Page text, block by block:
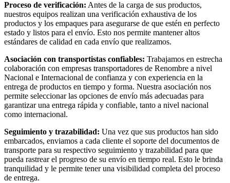
Proceso de verificación: Antes de la carga de sus productos,
nuestros equipos realizan una verificación exhaustiva de los
productos y los empaques para asegurarse de que estén en perfecto
estado y listos para el envío. Esto nos permite mantener altos
estándares de calidad en cada envío que realizamos.
Asociación con transportistas confiables: Trabajamos en estrecha
colaboración con empresas transportadores de Renombre a nivel
Nacional e Internacional de confianza y con experiencia en la
entrega de productos en tiempo y forma. Nuestra asociación nos
permite seleccionar las opciones de envío más adecuadas para
garantizar una entrega rápida y confiable, tanto a nivel nacional
como internacional.
Seguimiento y trazabilidad: Una vez que sus productos han sido
embarcados, enviamos a cada cliente el soporte del documentos de
transporte para su respectivo seguimiento y trazabilidad para que
pueda rastrear el progreso de su envío en tiempo real. Esto le brinda
tranquilidad y le permite tener una visibilidad completa del proceso
de entrega.